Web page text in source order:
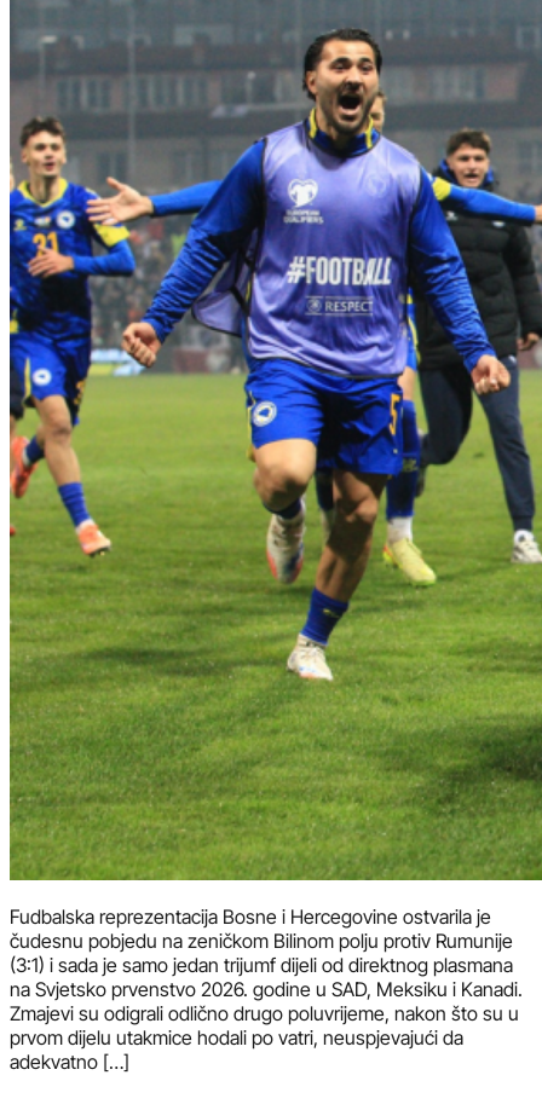
Fudbalska reprezentacija Bosne i Hercegovine ostvarila je
čudesnu pobjedu na zeničkom Bilinom polju protiv Rumunije
(3:1) i sada je samo jedan trijumf dijeli od direktnog plasmana
na Svjetsko prvenstvo 2026. godine u SAD, Meksiku i Kanadi.
Zmajevi su odigrali odlično drugo poluvrijeme, nakon što su u
prvom dijelu utakmice hodali po vatri, neuspjevajući da
adekvatno […]